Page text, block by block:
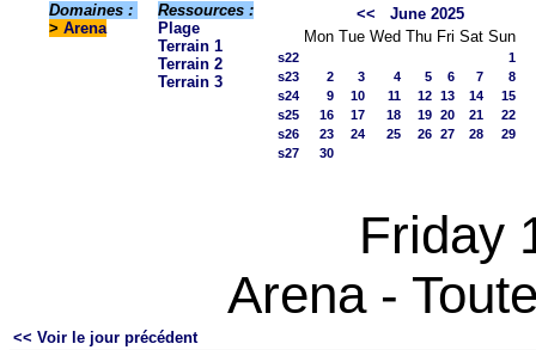
Domaines :
> Arena
Ressources :
Plage
Terrain 1
Terrain 2
Terrain 3
<<
June 2025
Mon Tue Wed Thu Fri Sat Sun
s22
1
s23
2 3 4 5 6 7
8
s24
9 10 11 12 13 14
15
s25
16 17 18 19 20 21
22
s26
23 24 25 26 27 28
29
s27
30
Friday
Arena -
<< Voir le jour précédent